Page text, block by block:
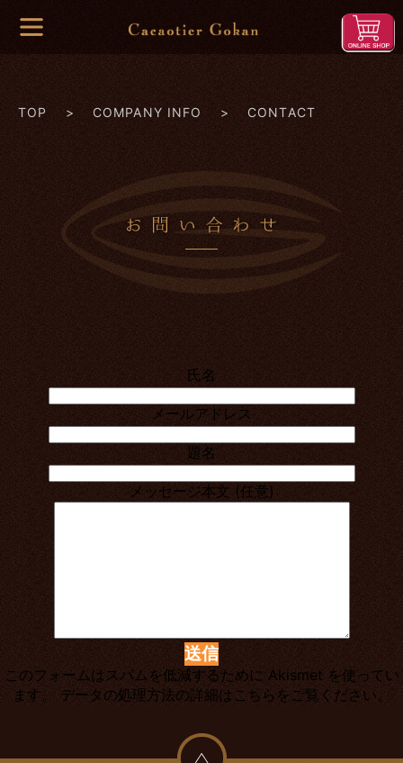
TOP > COMPANY INFO > CONTACT
氏名
メールアドレス
題名
メッセージ本文 (任意)
このフォームはスパムを低減するために Akismet を使ってい
ます。 データの処理方法の詳細はこちらをご覧ください。